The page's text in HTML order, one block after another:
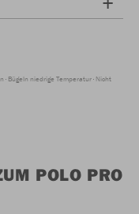
Bügeln niedrige Temperatur Nicht
POLO PRO